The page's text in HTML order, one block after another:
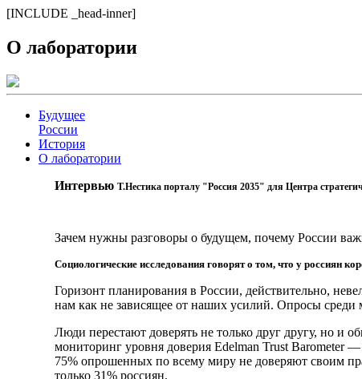
[INCLUDE _head-inner]
О лаборатории
Будущее
России
История
О лаборатории
Интервью Т.Нестика порталу "Россия 2035" для Центра
Зачем нужны разговоры о будущем, почему России
Социологические исследования говорят о том, что у россиян
Горизонт планирования в России, действительно,
нам как не зависящее от наших усилий. Опросы среди
Люди перестают доверять не только друг другу, но и
мониторинг уровня доверия Edelman Trust Barometer
75% опрошенных по всему миру не доверяют своим
только 31% россиян.